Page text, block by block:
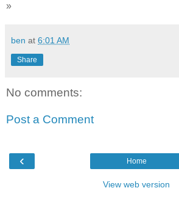
»
ben at 6:01 AM
Share
No comments:
Post a Comment
‹ Home
View web version